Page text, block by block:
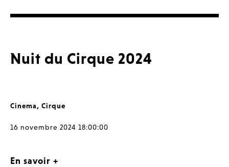
Nuit du Cirque 2024
Cinema, Cirque
16 novembre 2024 18:00:00
En savoir +